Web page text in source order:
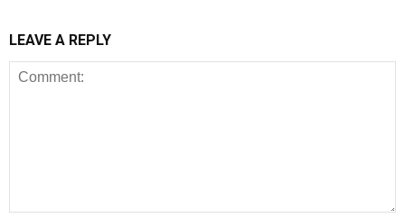
LEAVE A REPLY